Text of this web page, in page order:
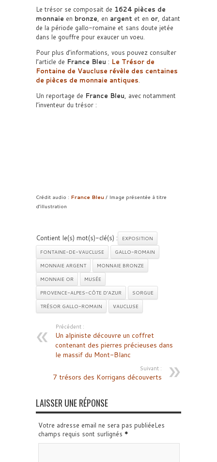
Le trésor se composait de 1624 pièces de
monnaie en bronze, en argent et en or, datant
de la période gallo-romaine et sans doute jetée
dans le gouffre pour exaucer un voeu.
Pour plus d’informations, vous pouvez consulter
l’article de France Bleu : Le Trésor de
Fontaine de Vaucluse révèle des centaines
de pièces de monnaie antiques.
Un reportage de France Bleu, avec notamment
l’inventeur du trésor :
Crédit audio : France Bleu / Image présentée à titre
d’illustration
Contient le(s) mot(s)-clé(s) :
EXPOSITION
FONTAINE-DE-VAUCLUSE
GALLO-ROMAIN
MONNAIE ARGENT
MONNAIE BRONZE
MONNAIE OR
MUSÉE
PROVENCE-ALPES-CÔTE D’AZUR
SORGUE
TRÉSOR GALLO-ROMAIN
VAUCLUSE
Précédent :
Un alpiniste découvre un coffret
contenant des pierres précieuses dans
le massif du Mont-Blanc
Suivant :
7 trésors des Korrigans découverts
LAISSER UNE RÉPONSE
Votre adresse email ne sera pas publiéeLes
champs requis sont surlignés *